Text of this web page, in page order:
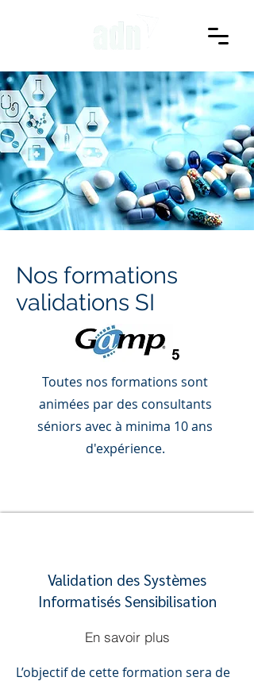
Nos formations
validations SI
Toutes nos formations sont
animées par des consultants
séniors avec à minima 10 ans
d'expérience.
Validation des Systèmes
Informatisés Sensibilisation
En savoir plus
L’objectif de cette formation sera de